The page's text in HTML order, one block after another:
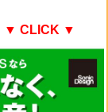
▼ CLICK ▼